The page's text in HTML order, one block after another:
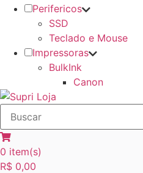
Perifericos
SSD
Teclado e Mouse
Impressoras
BulkInk
Canon
0 item(s)
R$ 0,00